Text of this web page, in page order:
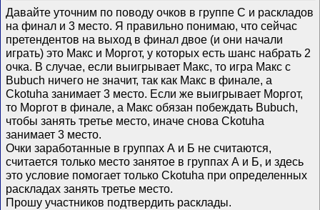
Давайте уточним по поводу очков в группе С и раскладов
на финал и 3 место. Я правильно понимаю, что сейчас
претендентов на выход в финал двое (и они начали
играть) это Макс и Моргот, у которых есть шанс набрать 2
очка. В случае, если выигрывает Макс, то игра Макс с
Bubuch ничего не значит, так как Макс в финале, а
Ckotuha занимает 3 место. Если же выигрывает Моргот,
то Моргот в финале, а Макс обязан побеждать Bubuch,
чтобы занять третье место, иначе снова Ckotuha
занимает 3 место.
Очки заработанные в группах А и Б не считаются,
считается только место занятое в группах А и Б, и здесь
это условие помогает только Ckotuha при определенных
раскладах занять третье место.
Прошу участников подтвердить расклады.